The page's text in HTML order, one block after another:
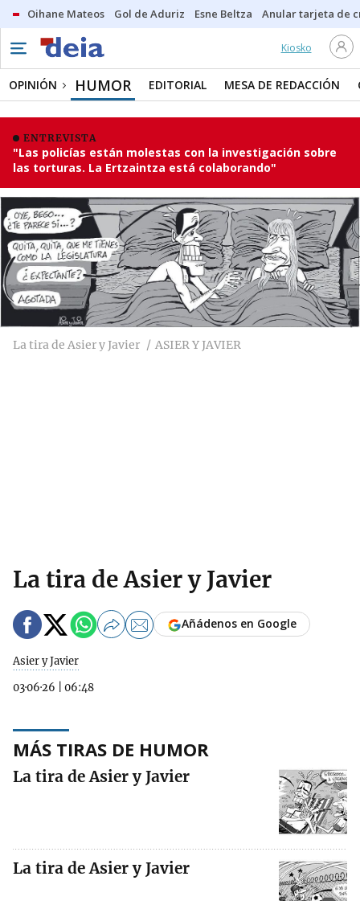
Oihane Mateos Gol de Aduriz Esne Beltza Anular tarjeta de
Kiosko
OPINIÓN HUMOR EDITORIAL MESA DE REDACCIÓN
ENTREVISTA
"Las policías están molestas con la investigación sobre
las torturas. La Ertzaintza está colaborando"
La tira de Asier y Javier ASIER Y JAVIER
La tira de Asier y Javier
Asier y Javier
03·06·26
06:48
Añádenos en Google
MÁS TIRAS DE HUMOR
La tira de Asier y Javier
La tira de Asier y Javier